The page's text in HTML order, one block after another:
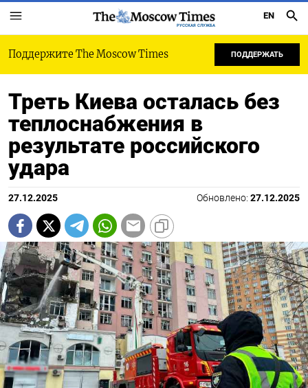
РУССКАЯ СЛУЖБА
EN
Поддержите The Moscow Times ПОДДЕРЖАТЬ
Треть Киева осталась без
теплоснабжения в
результате российского
удара
27.12.2025 Обновлено: 27.12.2025